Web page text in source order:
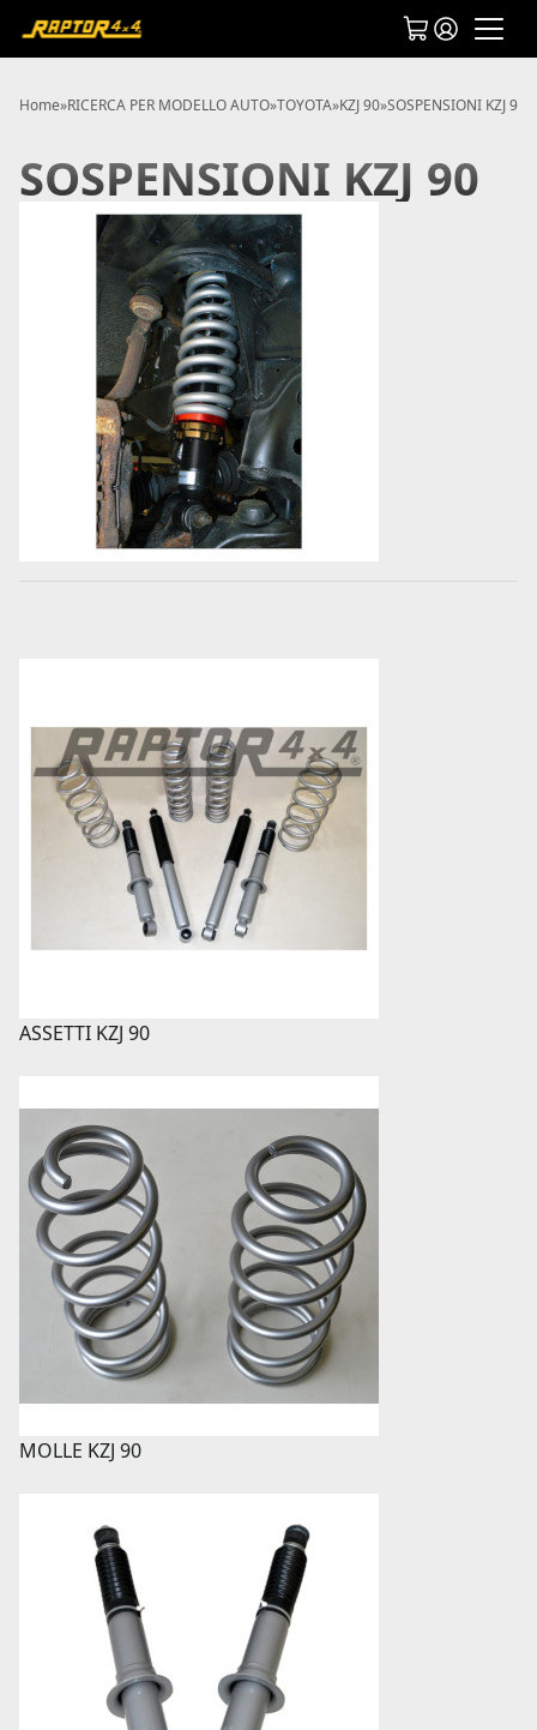
Home»RICERCA PER MODELLO AUTO»TOYOTA»KZJ 90»SOSPENSIONI KZJ 90
SOSPENSIONI KZJ 90
ASSETTI KZJ 90
MOLLE KZJ 90